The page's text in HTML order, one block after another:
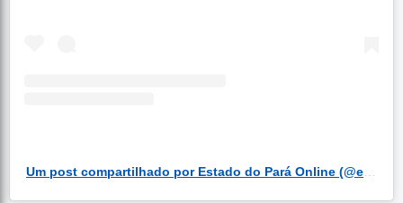
Um post compartilhado por Estado do Pará Online (@estadodoparaonline)